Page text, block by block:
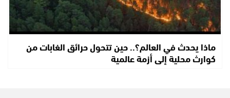
ماذا يحدث في العالم؟.. حين تتحول حرائق الغابات من
كوارث محلية إلى أزمة عالمية